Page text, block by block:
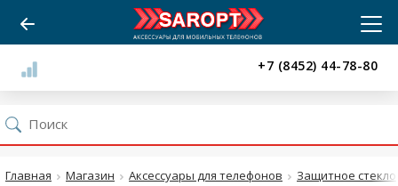
+7 (8452) 44-78-80
Главная Магазин Аксессуары для телефонов Защитное стекло